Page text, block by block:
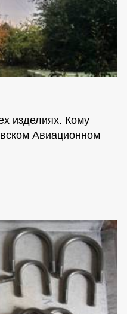
изделиях. Кому
Авиационном